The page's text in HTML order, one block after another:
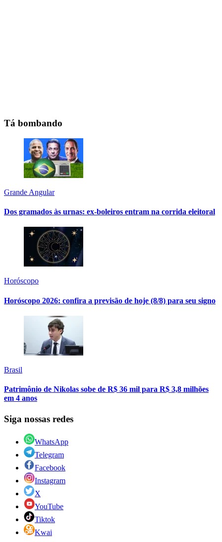
Tá bombando
Grande Angular
Dos gramados às urnas: ex-boleiros entram na corrida eleitoral
Horóscopo
Horóscopo 2026: confira a previsão de hoje (8/8) para seu signo
Brasil
Patrimônio de Nikolas sobe de R$ 36 mil para R$ 3,8 milhões
em 4 anos
Siga nossas redes
WhatsApp
Telegram
Facebook
Instagram
X
YouTube
Tiktok
Kwai